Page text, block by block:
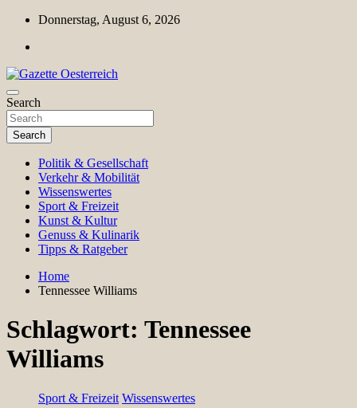
Skip
content
Donnerstag, August 6, 2026
Gazette Oesterreich
Magazin für Freizeit, Politik, Kultur & Wissenschaft
Search
Search
Politik & Gesellschaft
Verkehr & Mobilität
Wissenswertes
Sport & Freizeit
Kunst & Kultur
Genuss & Kulinarik
Tipps & Ratgeber
Home
Tennessee Williams
Schlagwort: Tennessee
Williams
Sport & Freizeit Wissenswertes